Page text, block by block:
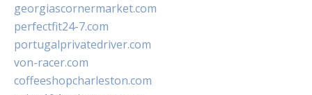
georgiascornermarket.com
perfectfit24-7.com
portugalprivatedriver.com
von-racer.com
coffeeshopcharleston.com